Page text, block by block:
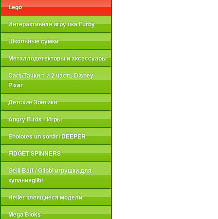
Lego
Интерактивная игрушка Furby
Школьные сумки
Металлодетекторы и аксессуары
Cars/Тачки 1 и 2 часть Disney
Pixar
Детские Зонтики
Angry Birds - Игры
Eholotes un sonāri DEEPER
FIDGET SPINNERS
Gelli Baff / Glibbi игрушки для
купанияglibi
Heller клеящиеся модели
Mega Bloks